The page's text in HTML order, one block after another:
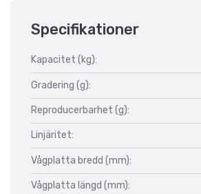
Specifikationer
Kapacitet (kg):
Gradering (g):
Reproducerbarhet (g):
Linjäritet:
Vågplatta bredd (mm):
Vågplatta längd (mm):